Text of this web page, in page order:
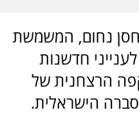
נחום, המשמשת
חדשנות
הרצחנית של
הישראלית.